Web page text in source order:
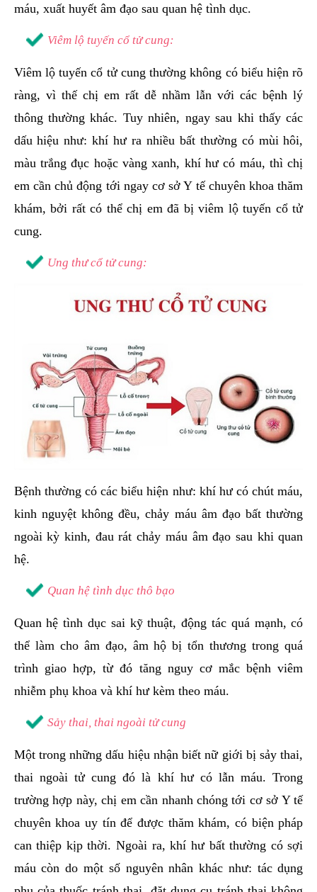
máu, xuất huyết âm đạo sau quan hệ tình dục.
Viêm lộ tuyến cổ tử cung:
Viêm lộ tuyến cổ tử cung thường không có biểu hiện rõ
ràng, vì thế chị em rất dễ nhầm lẫn với các bệnh lý
thông thường khác. Tuy nhiên, ngay sau khi thấy các
dấu hiệu như: khí hư ra nhiều bất thường có mùi hôi,
màu trắng đục hoặc vàng xanh, khí hư có máu, thì chị
em cần chủ động tới ngay cơ sở Y tế chuyên khoa thăm
khám, bởi rất có thể chị em đã bị viêm lộ tuyến cổ tử
cung.
Ung thư cổ tử cung:
Bệnh thường có các biểu hiện như: khí hư có chút máu,
kinh nguyệt không đều, chảy máu âm đạo bất thường
ngoài kỳ kinh, đau rát chảy máu âm đạo sau khi quan
hệ.
Quan hệ tình dục thô bạo
Quan hệ tình dục sai kỹ thuật, động tác quá mạnh, có
thể làm cho âm đạo, âm hộ bị tổn thương trong quá
trình giao hợp, từ đó tăng nguy cơ mắc bệnh viêm
nhiễm phụ khoa và khí hư kèm theo máu.
Sảy thai, thai ngoài tử cung
Một trong những dấu hiệu nhận biết nữ giới bị sảy thai,
thai ngoài tử cung đó là khí hư có lẫn máu. Trong
trường hợp này, chị em cần nhanh chóng tới cơ sở Y tế
chuyên khoa uy tín để được thăm khám, có biện pháp
can thiệp kịp thời. Ngoài ra, khí hư bất thường có sợi
máu còn do một số nguyên nhân khác như: tác dụng